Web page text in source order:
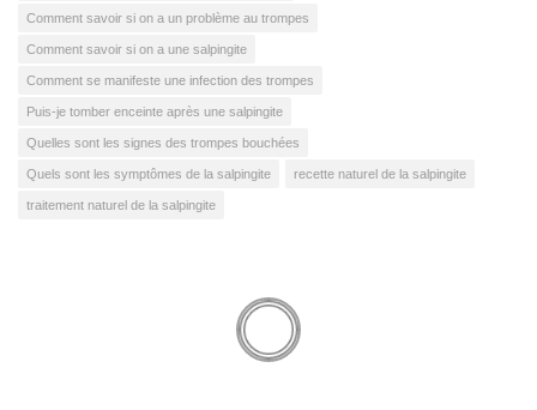
Comment savoir si on a un problème au trompes
Comment savoir si on a une salpingite
Comment se manifeste une infection des trompes
Puis-je tomber enceinte après une salpingite
Quelles sont les signes des trompes bouchées
Quels sont les symptômes de la salpingite recette naturel de la salpingite
traitement naturel de la salpingite